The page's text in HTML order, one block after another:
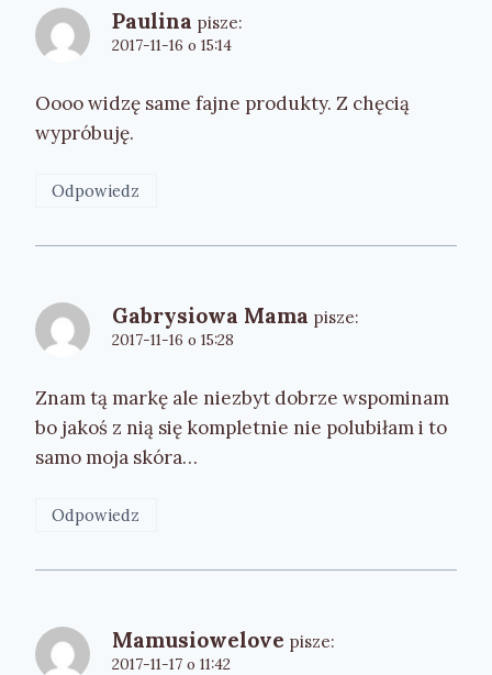
Paulina pisze:
2017-11-16 o 15:14
Oooo widzę same fajne produkty. Z chęcią
wypróbuję.
Odpowiedz
Gabrysiowa Mama pisze:
2017-11-16 o 15:28
Znam tą markę ale niezbyt dobrze wspominam
bo jakoś z nią się kompletnie nie polubiłam i to
samo moja skóra…
Odpowiedz
Mamusiowelove pisze:
2017-11-17 o 11:42